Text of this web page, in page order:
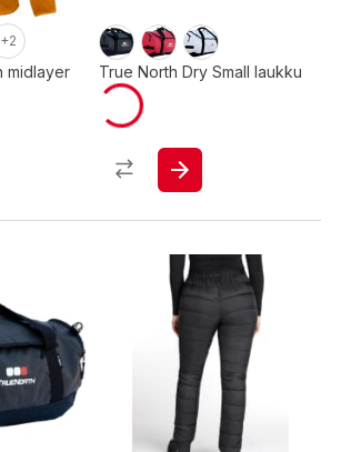
+2
midlayer True North Dry Small laukku